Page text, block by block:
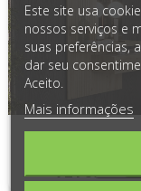
Regular
1030€721€
Preço
Este site usa
nossos serviços e
suas preferências,
dar seu
Aceito.
Mais informações